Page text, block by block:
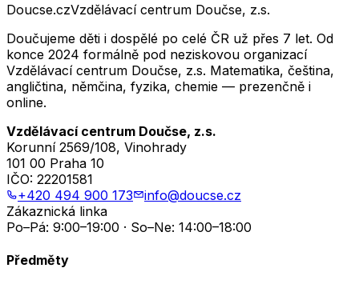
Doucse.czVzdělávací centrum Doučse, z.s.
Doučujeme děti i dospělé po celé ČR už přes 7 let. Od
konce 2024 formálně pod neziskovou organizací
Vzdělávací centrum Doučse, z.s. Matematika, čeština,
angličtina, němčina, fyzika, chemie — prezenčně i
online.
Vzdělávací centrum Doučse, z.s.
Korunní 2569/108, Vinohrady
101 00 Praha 10
IČO: 22201581
+420 494 900 173
info@doucse.cz
Zákaznická linka
Po–Pá: 9:00–19:00 · So–Ne: 14:00–18:00
Předměty